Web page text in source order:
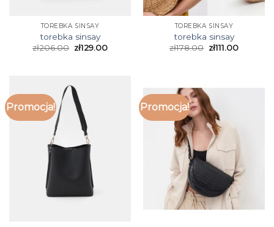
TOREBKA SINSAY
torebka sinsay
zł206.00 zł129.00
TOREBKA SINSAY
torebka sinsay
zł178.00 zł111.00
Promocja! Promocja!